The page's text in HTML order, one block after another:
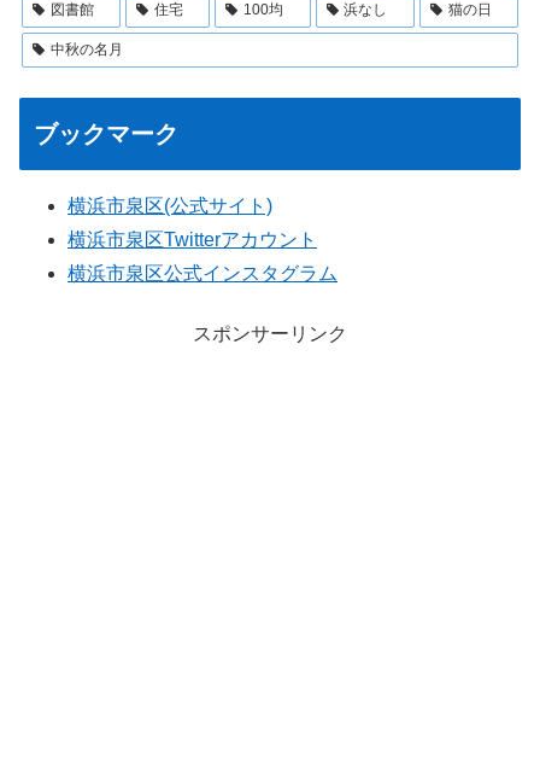
図書館 住宅 100均 浜なし 猫の日
中秋の名月
ブックマーク
横浜市泉区(公式サイト)
横浜市泉区Twitterアカウント
横浜市泉区公式インスタグラム
スポンサーリンク